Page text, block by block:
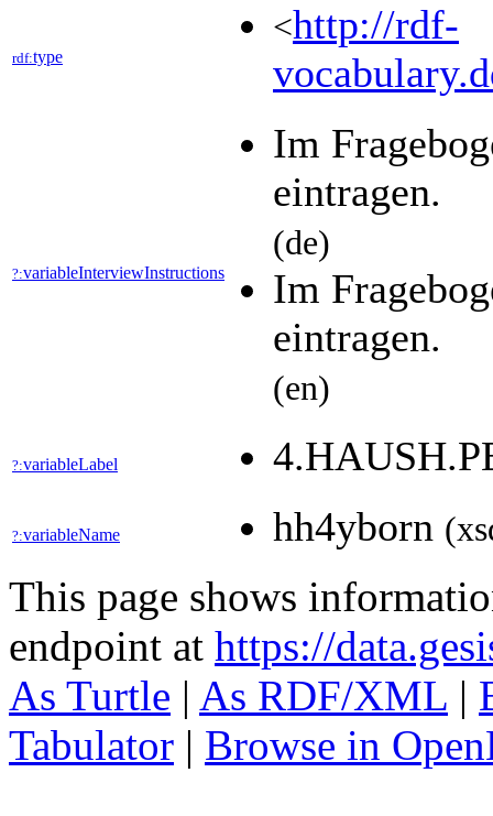
rdf:type
<http://rdf-
?:variableInterviewInstructions
Im
eintragen.
(de)
Im
eintragen.
(en)
?:variableLabel
?:variableName hh4yborn
This page shows
endpoint at https://
As Turtle | As RDF/XML |
Tabulator | Browse in